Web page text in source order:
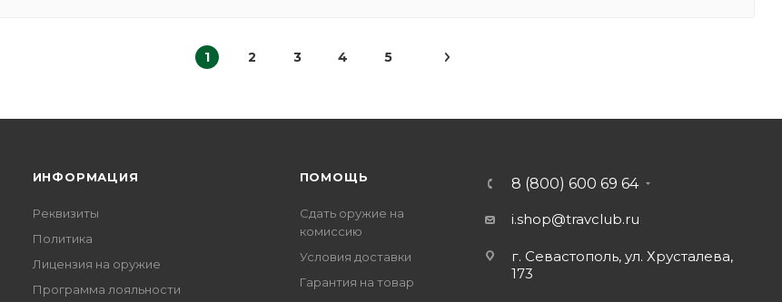
1 2 3 4 5
ИНФОРМАЦИЯ
Реквизиты
Политика
Лицензия на оружие
Программа лояльности
ПОМОЩЬ
Сдать оружие на
комиссию
Условия доставки
Гарантия на товар
8 (800) 600 69 64
i.shop@travclub.ru
г. Севастополь, ул. Хрусталева,
173